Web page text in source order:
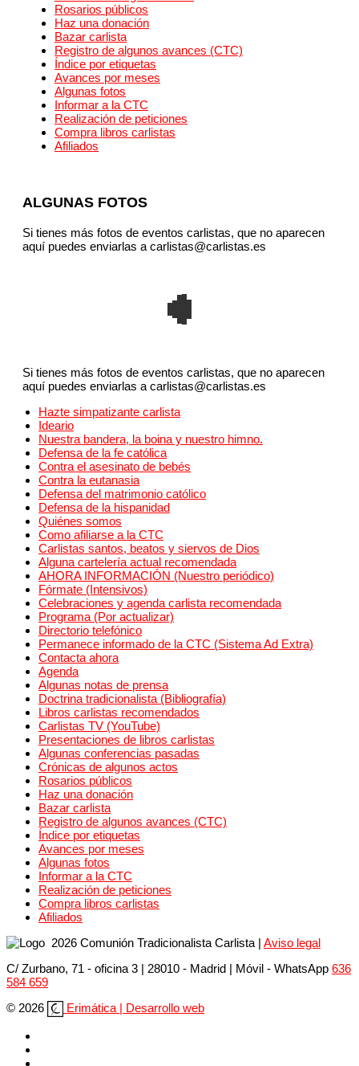
Rosarios públicos
Haz una donación
Bazar carlista
Registro de algunos avances (CTC)
Índice por etiquetas
Avances por meses
Algunas fotos
Informar a la CTC
Realización de peticiones
Compra libros carlistas
Afiliados
ALGUNAS FOTOS
Si tienes más fotos de eventos carlistas, que no aparecen
aquí puedes enviarlas a carlistas@carlistas.es
Si tienes más fotos de eventos carlistas, que no aparecen
aquí puedes enviarlas a carlistas@carlistas.es
Hazte simpatizante carlista
Ideario
Nuestra bandera, la boina y nuestro himno.
Defensa de la fe católica
Contra el asesinato de bebés
Contra la eutanasia
Defensa del matrimonio católico
Defensa de la hispanidad
Quiénes somos
Como afiliarse a la CTC
Carlistas santos, beatos y siervos de Dios
Alguna cartelería actual recomendada
AHORA INFORMACIÓN (Nuestro periódico)
Fórmate (Intensivos)
Celebraciones y agenda carlista recomendada
Programa (Por actualizar)
Directorio telefónico
Permanece informado de la CTC (Sistema Ad Extra)
Contacta ahora
Agenda
Algunas notas de prensa
Doctrina tradicionalista (Bibliografía)
Libros carlistas recomendados
Carlistas TV (YouTube)
Presentaciones de libros carlistas
Algunas conferencias pasadas
Crónicas de algunos actos
Rosarios públicos
Haz una donación
Bazar carlista
Registro de algunos avances (CTC)
Índice por etiquetas
Avances por meses
Algunas fotos
Informar a la CTC
Realización de peticiones
Compra libros carlistas
Afiliados
2026 Comunión Tradicionalista Carlista | Aviso legal
C/ Zurbano, 71 - oficina 3 | 28010 - Madrid | Móvil - WhatsApp 636
584 659
© 2026
Erimática | Desarrollo web